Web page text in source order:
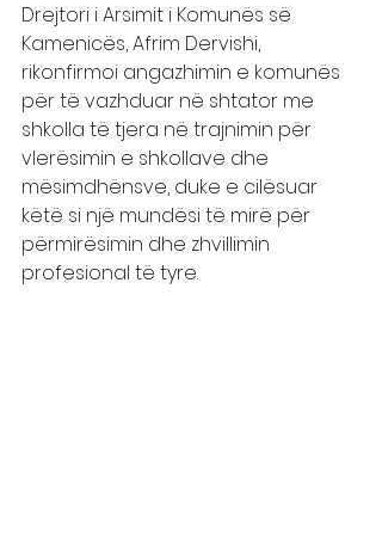
Drejtori i Arsimit i Komunës së
Kamenicës, Afrim Dervishi,
rikonfirmoi angazhimin e komunës
për të vazhduar në shtator me
shkolla të tjera në trajnimin për
vlerësimin e shkollave dhe
mësimdhënsve, duke e cilësuar
këtë si një mundësi të mirë për
përmirësimin dhe zhvillimin
profesional të tyre.